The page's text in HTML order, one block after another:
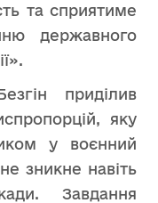
та сприятиме
державного
приділив
яку
у воєнний
зникне навіть
Завдання